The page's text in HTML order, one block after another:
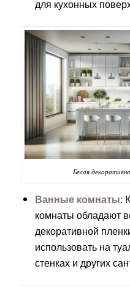
для кухонных
Белая
Ванные комнаты:
комнаты обладают
декоративной
использовать на
стенках и других